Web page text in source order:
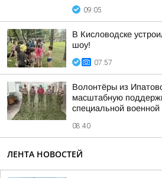
09:05
В Кисловодске
шоу!
07:57
Волонтёры из
масштабную
специальной военной
08:40
ЛЕНТА НОВОСТЕЙ